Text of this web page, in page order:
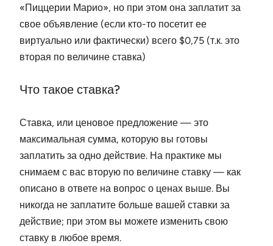
«Пиццерии Марио», но при этом она заплатит за
свое объявление (если кто-то посетит ее
виртуально или фактически) всего $0,75 (т.к. это
вторая по величине ставка)
Что такое ставка?
Ставка, или ценовое предложение — это
максимальная сумма, которую вы готовы
заплатить за одно действие. На практике мы
снимаем с вас вторую по величине ставку — как
описано в ответе на вопрос о ценах выше. Вы
никогда не заплатите больше вашей ставки за
действие; при этом вы можете изменить свою
ставку в любое время.